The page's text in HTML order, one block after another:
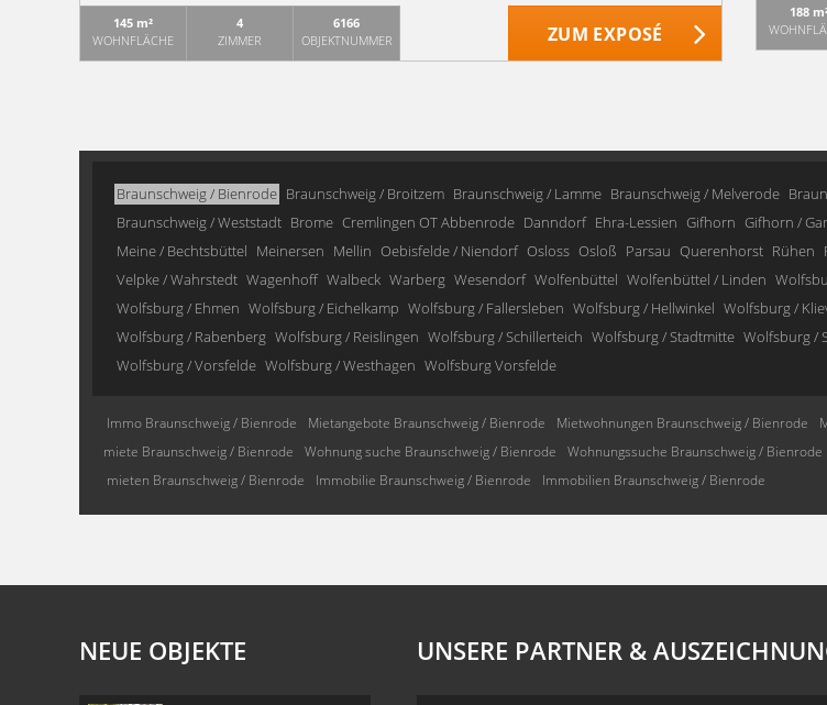
145 m²
WOHNFLÄCHE
4
ZIMMER
6166
OBJEKTNUMMER
ZUM EXPOSÉ
188
Braunschweig / Bienrode Braunschweig / Broitzem Braunschweig / Lamme Braunschweig / Melverode
Braunschweig / Weststadt Brome Cremlingen OT Abbenrode Danndorf Ehra-Lessien Gifhorn Gifhorn /
Meine / Bechtsbüttel Meinersen Mellin Oebisfelde / Niendorf Osloss Osloß Parsau Querenhorst Rühen
Velpke / Wahrstedt Wagenhoff Walbeck Warberg Wesendorf Wolfenbüttel Wolfenbüttel / Linden
Wolfsburg / Ehmen Wolfsburg / Eichelkamp Wolfsburg / Fallersleben Wolfsburg / Hellwinkel Wolfsburg /
Wolfsburg / Rabenberg Wolfsburg / Reislingen Wolfsburg / Schillerteich Wolfsburg / Stadtmitte Wolfsburg /
Wolfsburg / Vorsfelde Wolfsburg / Westhagen Wolfsburg Vorsfelde
Immo Braunschweig / Bienrode Mietangebote Braunschweig / Bienrode Mietwohnungen Braunschweig / Bienrode
miete Braunschweig / Bienrode
Wohnung suche Braunschweig / Bienrode Wohnungssuche Braunschweig / Bienrode
mieten Braunschweig / Bienrode
Immobilie Braunschweig / Bienrode Immobilien Braunschweig / Bienrode
NEUE OBJEKTE UNSERE PARTNER &